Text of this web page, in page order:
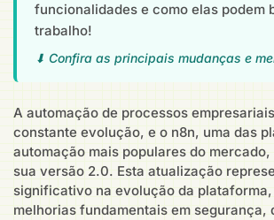
funcionalidades e como elas podem
trabalho!
⬇ Confira as principais mudanças e
A automação de processos
constante evolução, e o n8n, uma das
automação mais populares do
sua versão 2.0. Esta atualização
significativo na evolução da
melhorias fundamentais em segurança,